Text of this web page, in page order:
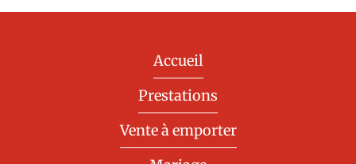
Accueil
Prestations
Vente à emporter